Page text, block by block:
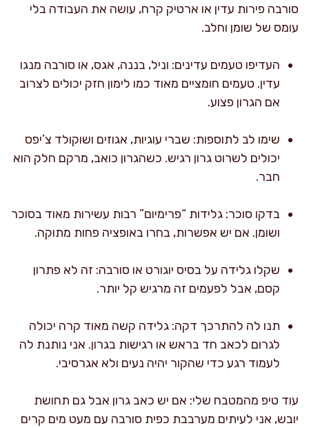
סורבה פירות עדין או ארטיק קרח, עושה את העבודה בלי
עומס של שומן וחלב.
העדיפו טעמים עדינים: וניל, בננה, אגס, או סורבה מנגו
עדין. טעמים חומציים מאוד כמו לימון חזק יכולים לצרוב
אם הגרון פצוע.
שימו לב לתוספות: שברי עוגיות, אגוזים ושוקולד צ’יפס
יכולים לשרוט גרון רגיש. כשהגרון כואב, מרקם חלק הוא
חבר.
בדקו סוכר: גלידות “פרימיום” רבות עשירות מאוד בסוכר
ושומן. אם יש אפשרות, בחרו באופציה פחות מתוקה.
שקלו גלידה על בסיס יוגורט או סורבה: זה לא פתרון
קסם, אבל לפעמים זה מרגיש קל יותר.
תנו לה להתרכך דקה: גלידה קשה מאוד קרה יכולה
לגרום לכאב חד בראש או רגישות בגרון. אני נותנת לה
לעמוד רגע כדי שהקור יהיה נעים ולא אגרסיבי.
עוד טיפ מהמטבח שלי: אם יש כאב גרון אבל גם תחושת
יובש, אני לעיתים מערבבת כפית סורבה עם מעט מים קרים